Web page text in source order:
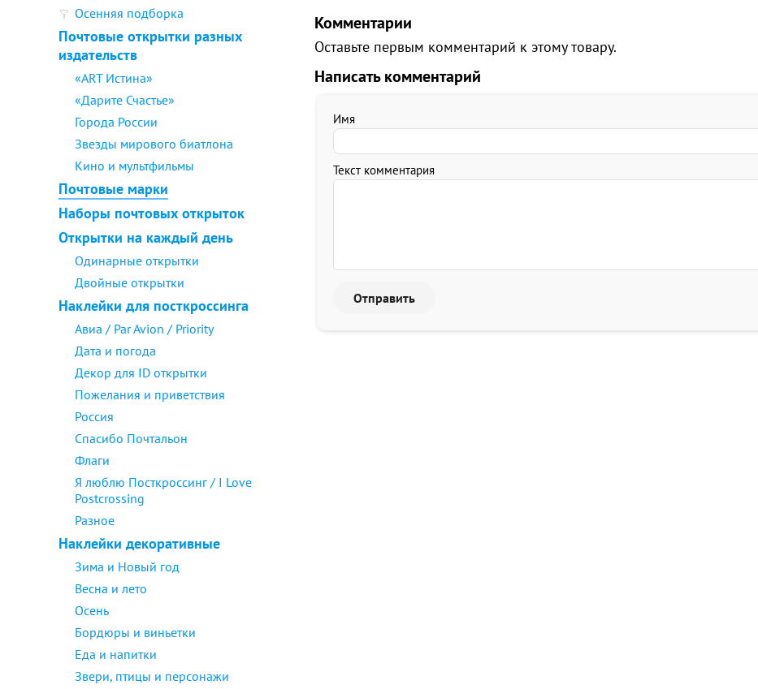
Осенняя подборка
Почтовые открытки разных
издательств
«ART Истина»
«Дарите Счастье»
Города России
Звезды мирового биатлона
Кино и мультфильмы
Почтовые марки
Наборы почтовых открыток
Открытки на каждый день
Одинарные открытки
Двойные открытки
Наклейки для посткроссинга
Авиа / Par Avion / Priority
Дата и погода
Декор для ID открытки
Пожелания и приветствия
Россия
Спасибо Почтальон
Флаги
Я люблю Посткроссинг / I Love
Postcrossing
Разное
Наклейки декоративные
Зима и Новый год
Весна и лето
Осень
Бордюры и виньетки
Еда и напитки
Звери, птицы и персонажи
Комментарии
Оставьте первым комментарий к этому товару.
Написать комментарий
Имя
Текст комментария